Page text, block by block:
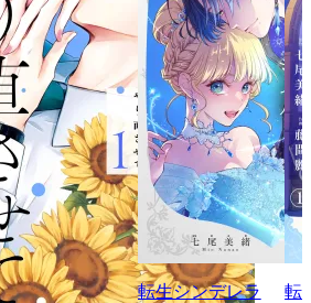
転生シンデレラ
転